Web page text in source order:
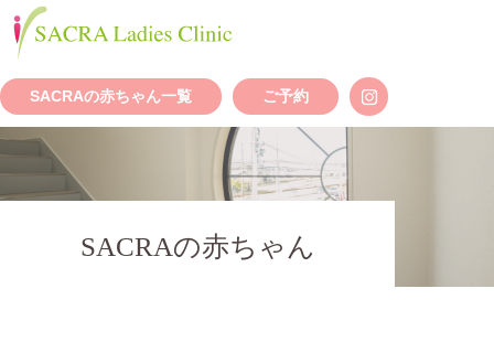
SACRAの赤ちゃん一覧 ご予約
SACRAの赤ちゃん